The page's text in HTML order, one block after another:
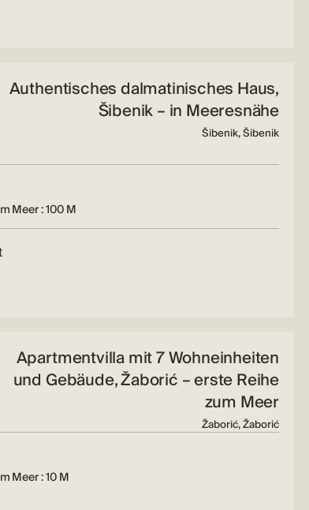
Authentisches dalmatinisches Haus,
Šibenik – in Meeresnähe
Šibenik, Šibenik
Meer : 100 M
Apartmentvilla mit 7 Wohneinheiten
und Gebäude, Žaborić – erste Reihe
zum Meer
Žaborić, Žaborić
Meer : 10 M